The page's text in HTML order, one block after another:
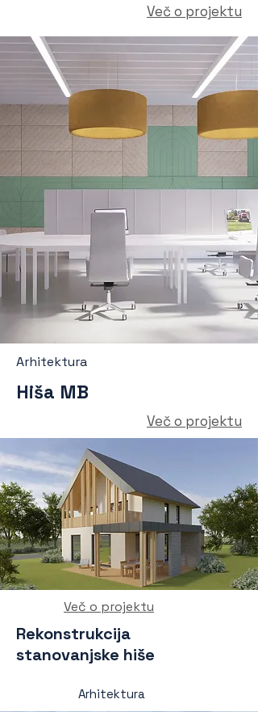
Več o projektu
Arhitektura
Hiša MB
Več o projektu
Več o projektu
Rekonstrukcija
stanovanjske hiše
Arhitektura